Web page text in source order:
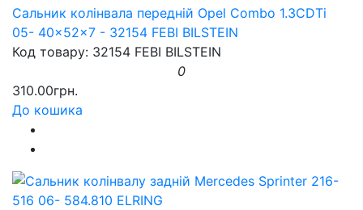
Сальник колінвала передній Opel Combo 1.3CDTi
05- 40x52x7 - 32154 FEBI BILSTEIN
Код товару: 32154 FEBI BILSTEIN
0
310.00грн.
До кошика